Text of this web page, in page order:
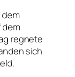
dem
regnete
sich